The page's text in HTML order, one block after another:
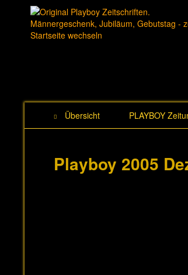
Übersicht PLAYBOY
Playboy 2005